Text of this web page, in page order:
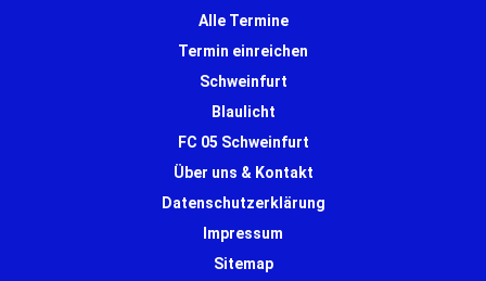
Alle Termine
Termin einreichen
Schweinfurt
Blaulicht
FC 05 Schweinfurt
Über uns & Kontakt
Datenschutzerklärung
Impressum
Sitemap